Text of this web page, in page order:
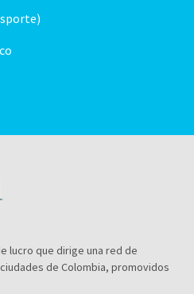
lucro que dirige una red de
de Colombia, promovidos